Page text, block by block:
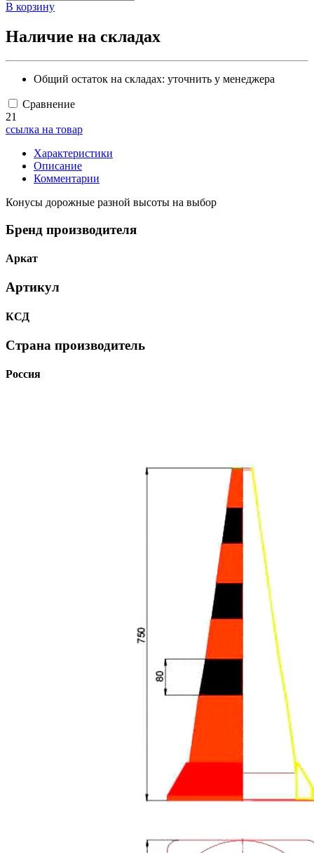
В корзину
Наличие на складах
Общий остаток на складах: уточнить у менеджера
Сравнение
21
ссылка на товар
Характеристики
Описание
Комментарии
Конусы дорожные разной высоты на выбор
Бренд производителя
Аркат
Артикул
КСД
Страна производитель
Россия